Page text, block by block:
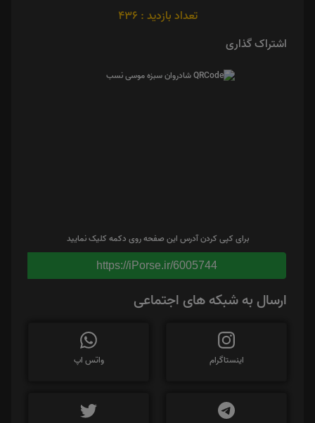
تعداد بازدید : 436
اشتراک گذاری
برای کپی کردن آدرس این صفحه روی دکمه کلیک نمایید
https://iPorse.ir/6005744
ارسال به شبکه های اجتماعی
اینستاگرام واتس اپ